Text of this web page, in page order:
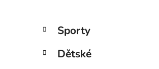
P
s
Přeskočit
kategorie
K
a
e
Sporty
Dětské